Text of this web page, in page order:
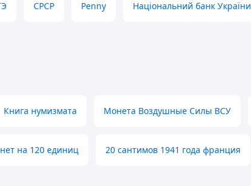
СРСР Penny Національний банк України
Книга нумизмата Монета Воздушные Силы ВСУ
на 120 единиц 20 сантимов 1941 года франция